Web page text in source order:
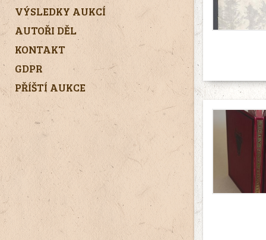
VÝSLEDKY AUKCÍ
AUTOŘI DĚL
KONTAKT
GDPR
PŘÍŠTÍ AUKCE